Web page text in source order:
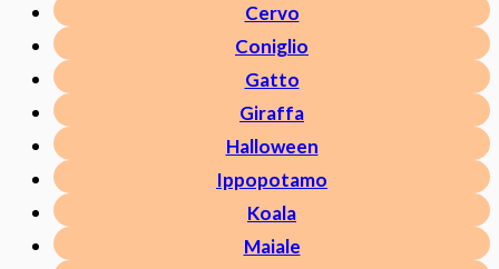
Cervo
Coniglio
Gatto
Giraffa
Halloween
Ippopotamo
Koala
Maiale